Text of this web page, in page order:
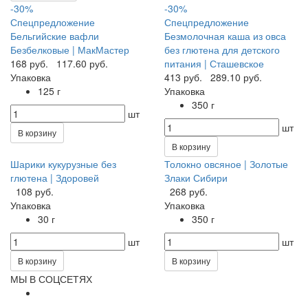
-30%
Спецпредложение
Бельгийские вафли
Безбелковые | МакМастер
168 руб.
117.60 руб.
Упаковка
125 г
шт
В корзину
-30%
Спецпредложение
Безмолочная каша из овса
без глютена для детского
питания | Сташевское
413 руб.
289.10 руб.
Упаковка
350 г
шт
В корзину
Шарики кукурузные без
глютена | Здоровей
108 руб.
Упаковка
30 г
шт
В корзину
Толокно овсяное | Золотые
Злаки Сибири
268 руб.
Упаковка
350 г
шт
В корзину
МЫ В СОЦСЕТЯХ